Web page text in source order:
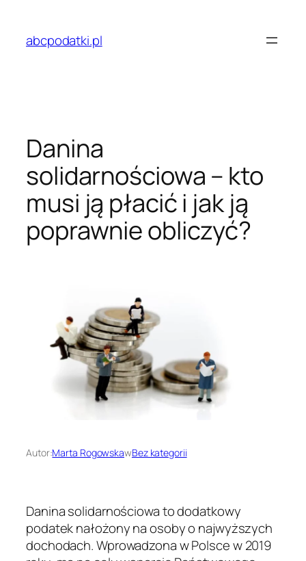
treściabcpodatki.pl
Danina
solidarnościowa – kto
musi ją płacić i jak ją
poprawnie obliczyć?
Autor:Marta RogowskawBez kategorii
Danina solidarnościowa to dodatkowy
podatek nałożony na osoby o najwyższych
dochodach. Wprowadzona w Polsce w 2019